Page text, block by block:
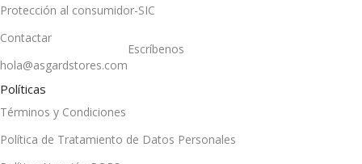
Protección al consumidor-SIC
Contactar
hola@asgardstores.com
Escríbenos
Políticas
Términos y Condiciones
Política de Tratamiento de Datos Personales